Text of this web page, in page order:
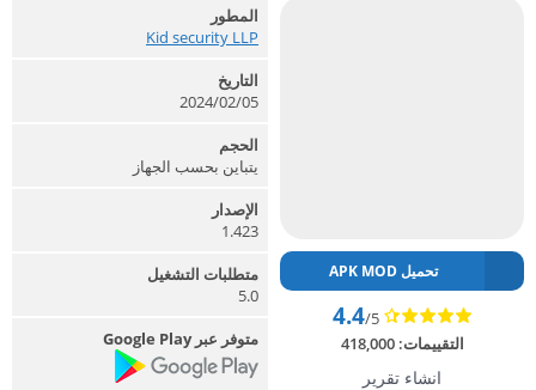
تحميل APK MOD
4.4/5
التقييمات:418,000
انشاء تقرير
المطور
Kid security LLP‏
التاريخ
2024/02/05
الحجم
يتباين بحسب الجهاز
الإصدار
1.423
متطلبات التشغيل
5.0
متوفر عبر Google Play